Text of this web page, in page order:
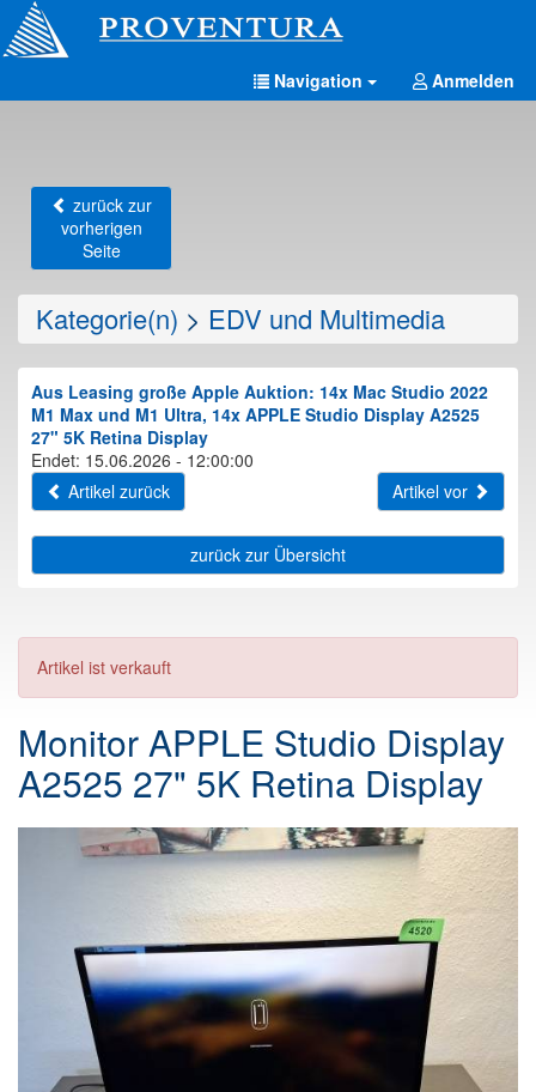
Navigation Anmelden
zurück zur
vorherigen
Seite
Kategorie(n) > EDV und Multimedia
Aus Leasing große Apple Auktion: 14x Mac Studio 2022
M1 Max und M1 Ultra, 14x APPLE Studio Display A2525
27" 5K Retina Display
Endet: 15.06.2026 - 12:00:00
Artikel zurück
Artikel vor
zurück zur Übersicht
Artikel ist verkauft
Monitor APPLE Studio Display
A2525 27" 5K Retina Display